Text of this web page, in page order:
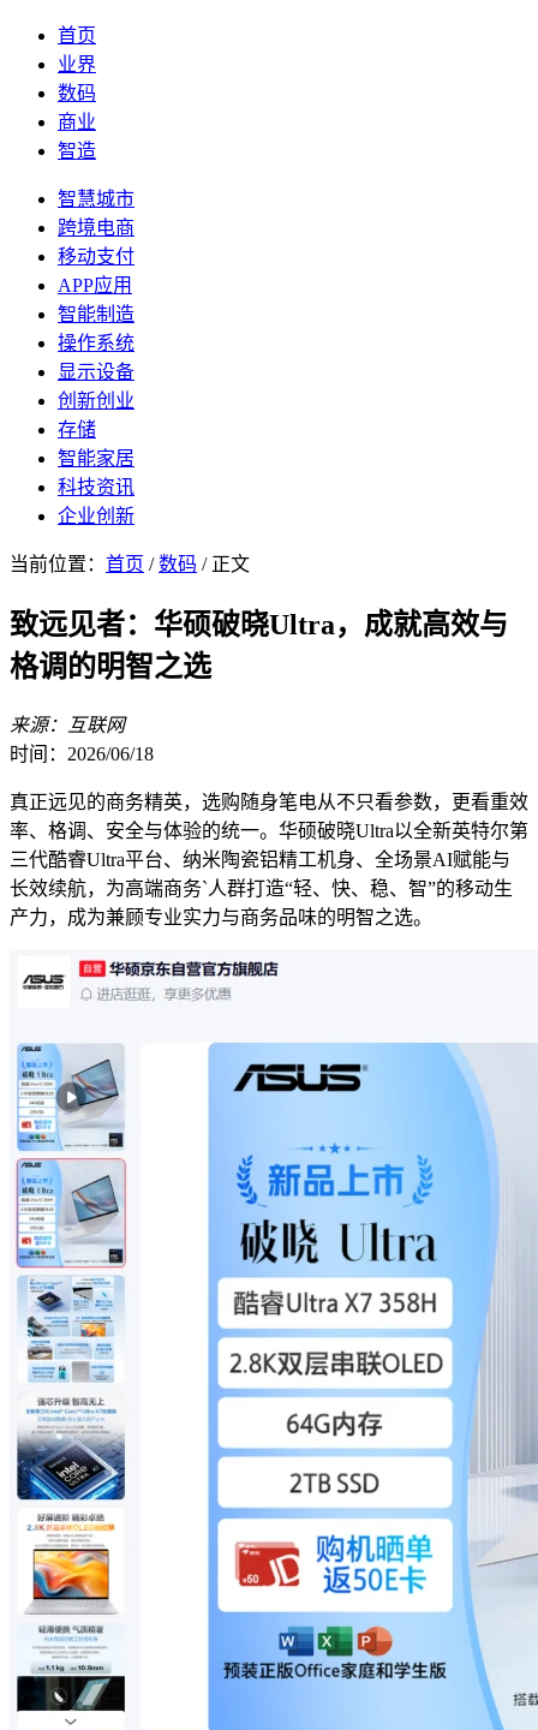
首页
业界
数码
商业
智造
智慧城市
跨境电商
移动支付
APP应用
智能制造
操作系统
显示设备
创新创业
存储
智能家居
科技资讯
企业创新
当前位置： 首页 /数码 / 正文
致远见者：华硕破晓Ultra，成就高效与
格调的明智之选
来源：互联网
时间：2026/06/18
真正远见的商务精英，选购随身笔电从不只看参数，更看重效
率、格调、安全与体验的统一。华硕破晓Ultra以全新英特尔第
三代酷睿Ultra平台、纳米陶瓷铝精工机身、全场景AI赋能与
长效续航，为高端商务`人群打造“轻、快、稳、智”的移动生
产力，成为兼顾专业实力与商务品味的明智之选。